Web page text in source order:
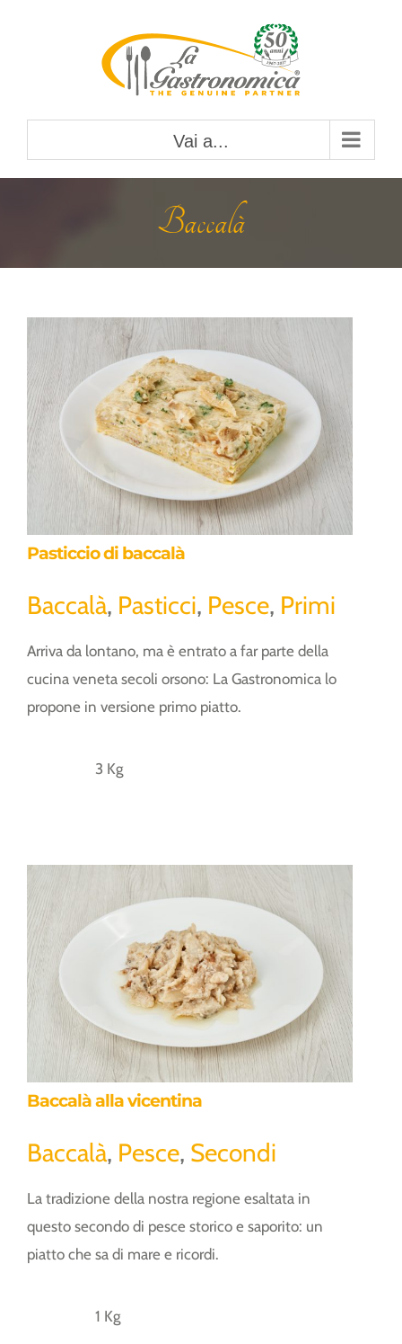
Vai a...
Baccalà
Pasticcio di baccalà
Baccalà, Pasticci, Pesce, Primi
Arriva da lontano, ma è entrato a far parte della
cucina veneta secoli orsono: La Gastronomica lo
propone in versione primo piatto.
3 Kg
Baccalà alla vicentina
Baccalà, Pesce, Secondi
La tradizione della nostra regione esaltata in
questo secondo di pesce storico e saporito: un
piatto che sa di mare e ricordi.
1 Kg